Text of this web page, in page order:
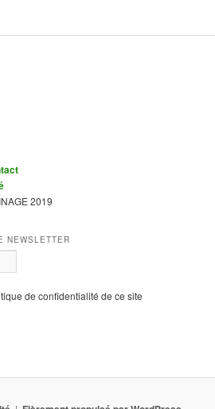
2019
NEWSLETTER
de confidentialité de ce site